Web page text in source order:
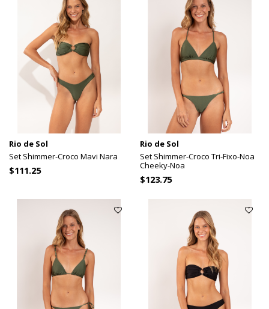
Rio de Sol
Set Shimmer-Croco Mavi Nara
$111.25
Rio de Sol
Set Shimmer-Croco Tri-Fixo-Noa
Cheeky-Noa
$123.75